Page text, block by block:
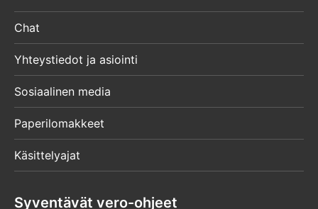
Chat
Yhteystiedot ja asiointi
Sosiaalinen media
Paperilomakkeet
Käsittelyajat
Syventävät vero-ohjeet